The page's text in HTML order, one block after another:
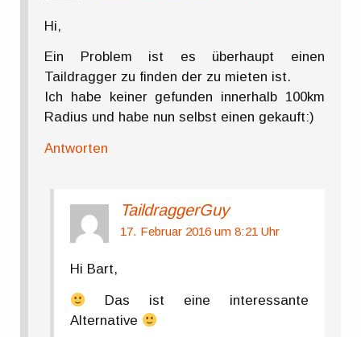
Hi,
Ein Problem ist es überhaupt einen
Taildragger zu finden der zu mieten ist.
Ich habe keiner gefunden innerhalb 100km
Radius und habe nun selbst einen gekauft:)
Antworten
TaildraggerGuy
17. Februar 2016 um 8:21 Uhr
Hi Bart,
Das ist eine interessante
Alternative